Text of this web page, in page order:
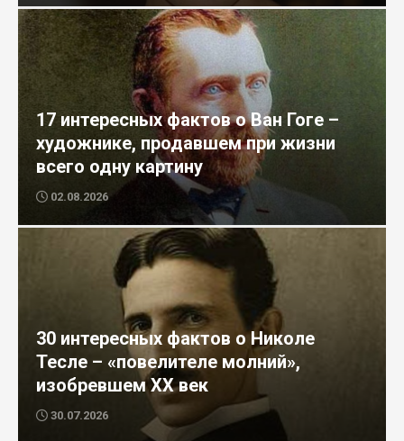
17 интересных фактов о Ван Гоге –
художнике, продавшем при жизни
всего одну картину
02.08.2026
30 интересных фактов о Николе
Тесле – «повелителе молний»,
изобревшем XX век
30.07.2026